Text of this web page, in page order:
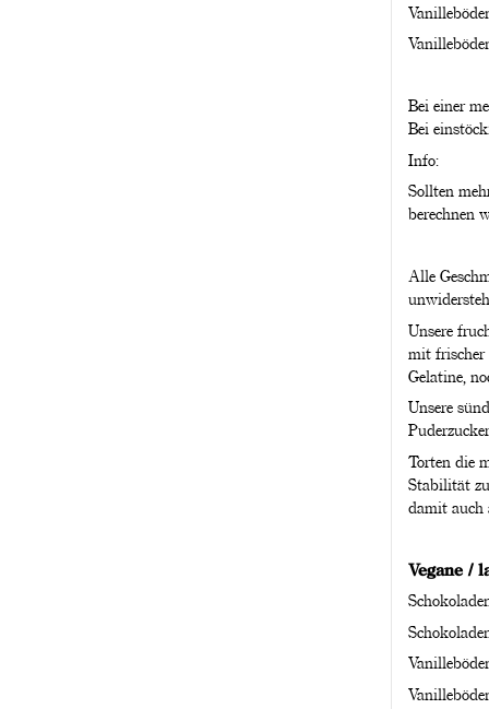
Bei einer
Bei
Info:
Sollten
berechnen
Alle
Unsere
mit frischer
Gelatine,
Unsere
Torten die
Stabilität
damit auch
Vegane /